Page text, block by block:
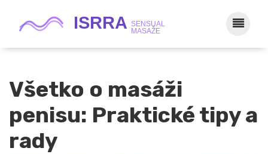
Všetko o masáži
penisu: Praktické tipy a
rady